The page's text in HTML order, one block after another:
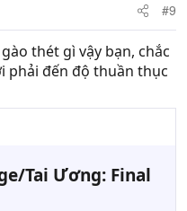
#9
thét gì vậy bạn, chắc
phải đến độ thuần thục
Tai Ương: Final